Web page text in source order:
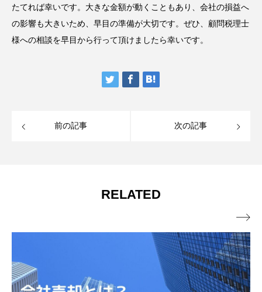
たてれば幸いです。大きな金額が動くこともあり、会社の損益へ
の影響も大きいため、早目の準備が大切です。ぜひ、顧問税理士
様への相談を早目から行って頂けましたら幸いです。
前の記事 次の記事
RELATED
